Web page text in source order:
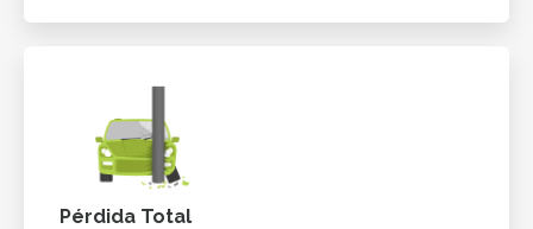
Pérdida Total